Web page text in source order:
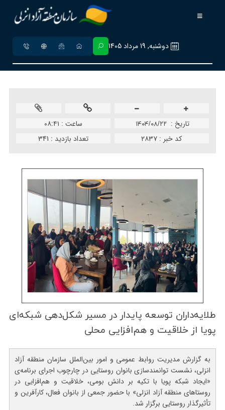
دوشنبه, 19 مرداد 1405
ساعت : ۰۸:۴۱ تاريخ : ۱۴۰۴/۰۸/۲۲
تعداد بازدید : 341 کد خبر : ۲۸۳۷
طلایه‌داران توسعه پایدار در مسیر شكل‌دهی شبكه‌ای
پویا از خلاقیت و هم‌افزایی محلی
به گزارش مدیریت روابط عمومی و امور بین‌الملل سازمان منطقه آزاد
انزلی، نشست توانمندسازی بانوان روستایی در چارچوب اجرای برنامه‌ی
«ایجاد شبکه پویا با تکیه بر دانش بومی، خلاقیت و هم‌افزایی در
روستاهای منطقه آزاد انزلی» با حضور جمعی از بانوان فعال، کارآفرین و
تأثیرگذار روستایی برگزار شد.